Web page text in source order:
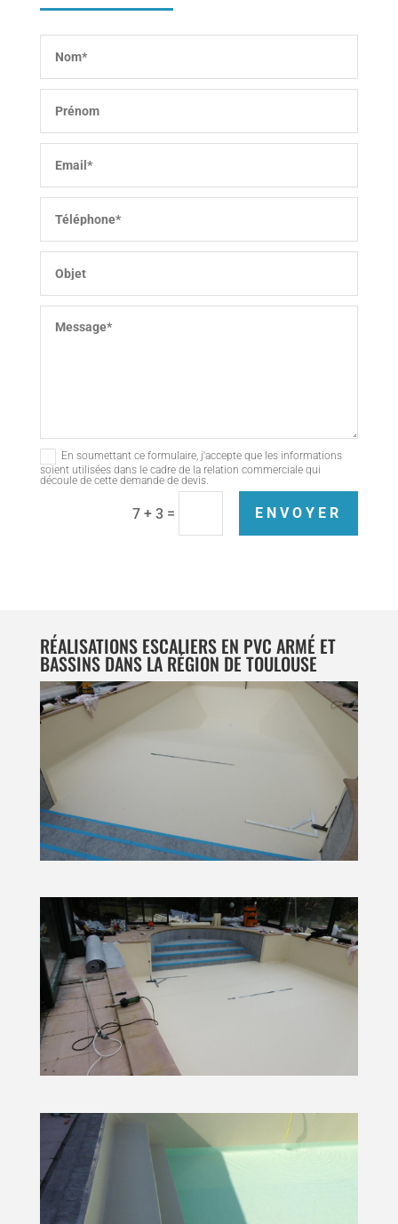
En soumettant ce formulaire, j'accepte que les informations
soient utilisées dans le cadre de la relation commerciale qui
découle de cette demande de devis.
7 + 3 = ENVOYER
RÉALISATIONS ESCALIERS EN PVC ARMÉ ET
BASSINS DANS LA RÉGION DE TOULOUSE